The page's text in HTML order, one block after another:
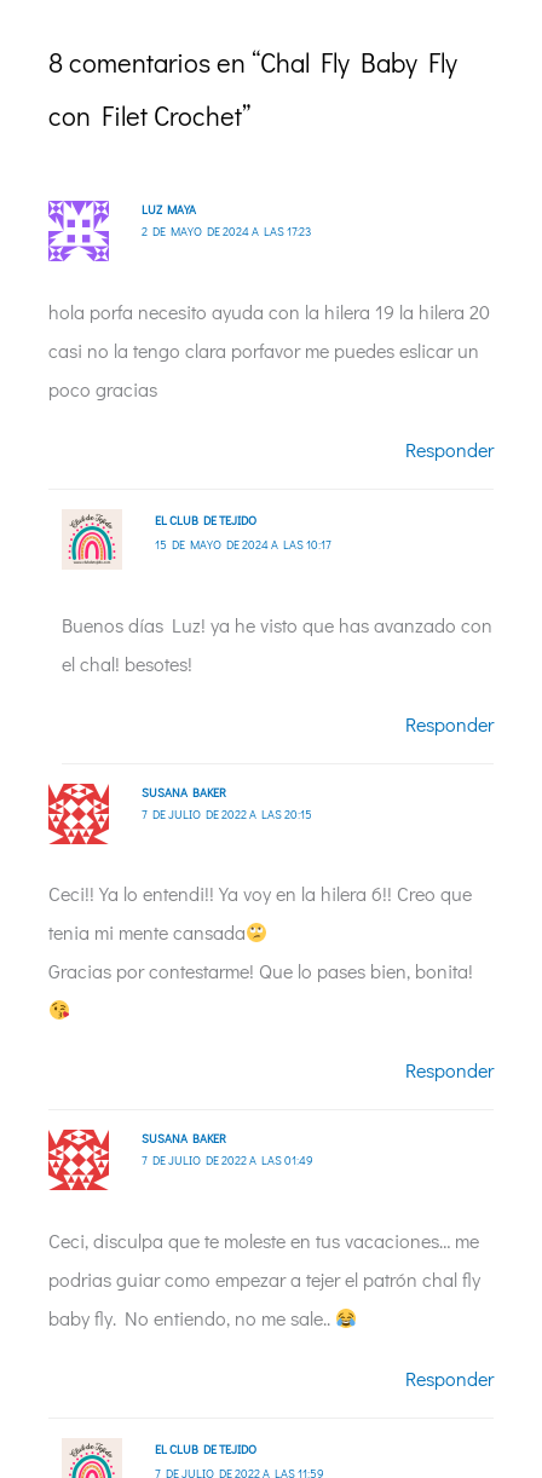
8 comentarios en “Chal Fly Baby Fly
con Filet Crochet”
LUZ MAYA
2 DE MAYO DE 2024 A LAS 17:23
hola porfa necesito ayuda con la hilera 19 la hilera 20
casi no la tengo clara porfavor me puedes eslicar un
poco gracias
Responder
EL CLUB DE TEJIDO
15 DE MAYO DE 2024 A LAS 10:17
Buenos días Luz! ya he visto que has avanzado con
el chal! besotes!
Responder
SUSANA BAKER
7 DE JULIO DE 2022 A LAS 20:15
Ceci!! Ya lo entendi!! Ya voy en la hilera 6!! Creo que
tenia mi mente cansada
Gracias por contestarme! Que lo pases bien, bonita!
Responder
SUSANA BAKER
7 DE JULIO DE 2022 A LAS 01:49
Ceci, disculpa que te moleste en tus vacaciones… me
podrias guiar como empezar a tejer el patrón chal fly
baby fly. No entiendo, no me sale..
Responder
EL CLUB DE TEJIDO
7 DE JULIO DE 2022 A LAS 11:59